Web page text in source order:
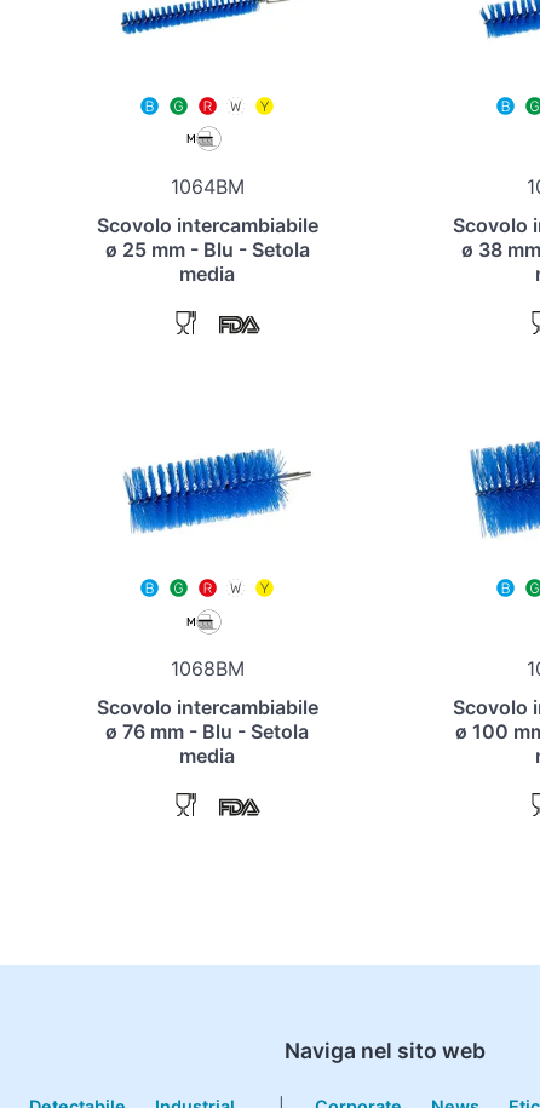
1064BM
Scovolo intercambiabile
ø 25 mm - Blu - Setola
media
Scovolo
ø 38
1068BM
Scovolo intercambiabile
ø 76 mm - Blu - Setola
media
Scovolo
ø 100
Naviga nel sito web